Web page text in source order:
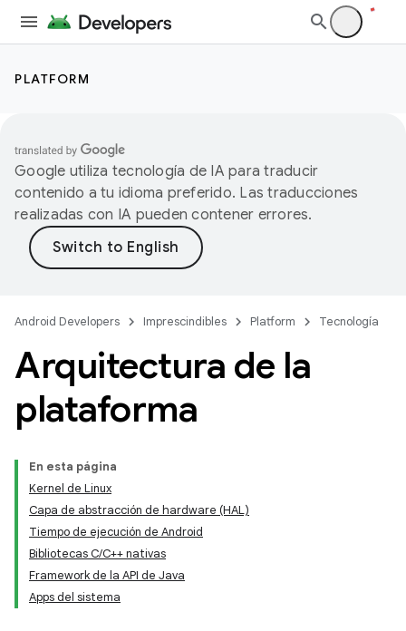
PLATFORM
Google utiliza tecnología de IA para traducir
contenido a tu idioma preferido. Las traducciones
realizadas con IA pueden contener errores.
Android Developers Imprescindibles Platform Tecnología
Arquitectura de la
plataforma
En esta página
Kernel de Linux
Capa de abstracción de hardware (HAL)
Tiempo de ejecución de Android
Bibliotecas C/C++ nativas
Framework de la API de Java
Apps del sistema